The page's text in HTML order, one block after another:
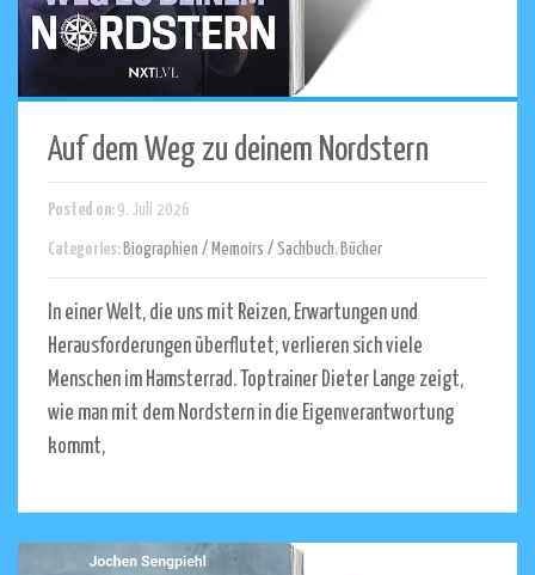
Auf dem Weg zu deinem Nordstern
Posted on: 9. Juli 2026
Categories: Biographien / Memoirs / Sachbuch, Bücher
In einer Welt, die uns mit Reizen, Erwartungen und
Herausforderungen überflutet, verlieren sich viele
Menschen im Hamsterrad. Toptrainer Dieter Lange zeigt,
wie man mit dem Nordstern in die Eigenverantwortung
kommt,